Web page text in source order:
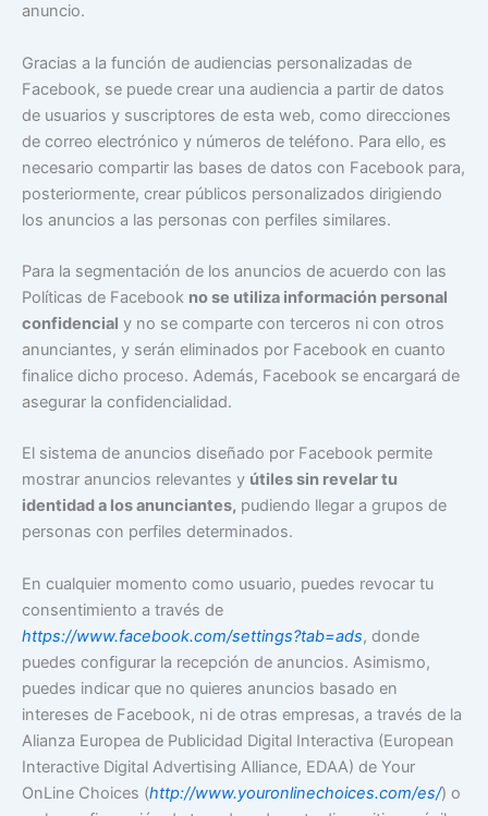
anuncio.
Gracias a la función de audiencias personalizadas de
Facebook, se puede crear una audiencia a partir de datos
de usuarios y suscriptores de esta web, como direcciones
de correo electrónico y números de teléfono. Para ello, es
necesario compartir las bases de datos con Facebook para,
posteriormente, crear públicos personalizados dirigiendo
los anuncios a las personas con perfiles similares.
Para la segmentación de los anuncios de acuerdo con las
Políticas de Facebook no se utiliza información personal
confidencial y no se comparte con terceros ni con otros
anunciantes, y serán eliminados por Facebook en cuanto
finalice dicho proceso. Además, Facebook se encargará de
asegurar la confidencialidad.
El sistema de anuncios diseñado por Facebook permite
mostrar anuncios relevantes y útiles sin revelar tu
identidad a los anunciantes, pudiendo llegar a grupos de
personas con perfiles determinados.
En cualquier momento como usuario, puedes revocar tu
consentimiento a través de
https://www.facebook.com/settings?tab=ads, donde
puedes configurar la recepción de anuncios. Asimismo,
puedes indicar que no quieres anuncios basado en
intereses de Facebook, ni de otras empresas, a través de la
Alianza Europea de Publicidad Digital Interactiva (European
Interactive Digital Advertising Alliance, EDAA) de Your
OnLine Choices (http://www.youronlinechoices.com/es/) o